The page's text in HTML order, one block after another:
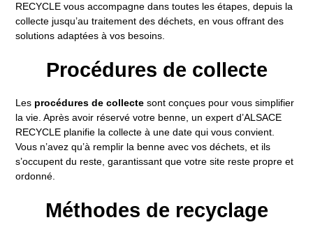
RECYCLE vous accompagne dans toutes les étapes, depuis la
collecte jusqu’au traitement des déchets, en vous offrant des
solutions adaptées à vos besoins.
Procédures de collecte
Les procédures de collecte sont conçues pour vous simplifier
la vie. Après avoir réservé votre benne, un expert d’ALSACE
RECYCLE planifie la collecte à une date qui vous convient.
Vous n’avez qu’à remplir la benne avec vos déchets, et ils
s’occupent du reste, garantissant que votre site reste propre et
ordonné.
Méthodes de recyclage